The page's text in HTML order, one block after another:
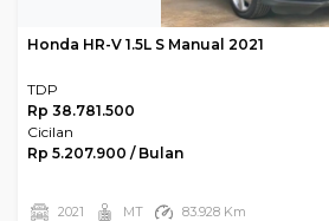
Honda HR-V 1.5L S Manual 2021
TDP
Rp 38.781.500
Cicilan
Rp 5.207.900 / Bulan
2021 MT
83.928 Km